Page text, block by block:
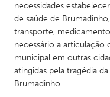
Utrecht
QATAR
Qatar
necessidades
de saúde de
transporte,
necessário a articulação
municipal em outras
atingidas pela tragédia
Brumadinho.